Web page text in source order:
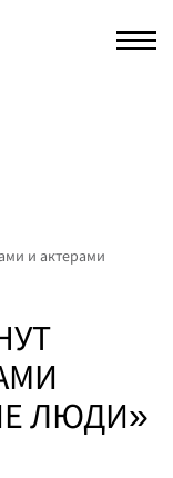
и актерами
ЛЮДИ»